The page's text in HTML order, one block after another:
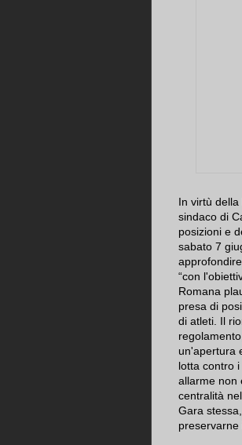
In virtù
sindaco di
posizioni e
sabato 7
“con
Romana
presa di
di atleti. Il
un'apertura
lotta contro
allarme non
centralità
Gara
preservarne